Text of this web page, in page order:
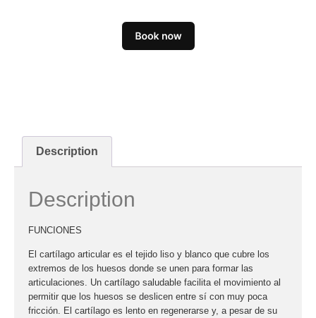
Description
Description
FUNCIONES
El cartílago articular es el tejido liso y blanco que cubre los
extremos de los huesos donde se unen para formar las
articulaciones. Un cartílago saludable facilita el movimiento al
permitir que los huesos se deslicen entre sí con muy poca
fricción. El cartílago es lento en regenerarse y, a pesar de su